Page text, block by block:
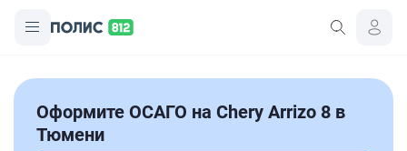
Оформите ОСАГО на Chery Arrizo 8 в
Тюмени